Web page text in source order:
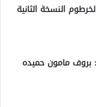
النسخة الثانية
مامون حميده